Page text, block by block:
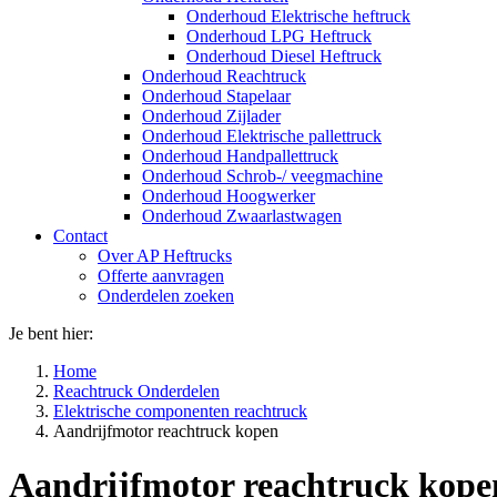
Onderhoud Elektrische heftruck
Onderhoud LPG Heftruck
Onderhoud Diesel Heftruck
Onderhoud Reachtruck
Onderhoud Stapelaar
Onderhoud Zijlader
Onderhoud Elektrische pallettruck
Onderhoud Handpallettruck
Onderhoud Schrob-/ veegmachine
Onderhoud Hoogwerker
Onderhoud Zwaarlastwagen
Contact
Over AP Heftrucks
Offerte aanvragen
Onderdelen zoeken
Je bent hier:
Home
Reachtruck Onderdelen
Elektrische componenten reachtruck
Aandrijfmotor reachtruck kopen
Aandrijfmotor reachtruck